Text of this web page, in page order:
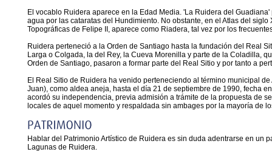
El vocablo Ruidera aparece en la Edad Media. 'La Ruidera del
agua por las cataratas del Hundimiento. No obstante, en el Atlas del
Topográficas de Felipe II, aparece como Riadera, tal vez por los
Ruidera perteneció a la Orden de Santiago hasta la fundación del Real
Larga o Colgada, la del Rey, la Cueva Morenilla y parte de la Coladilla,
Orden de Santiago, pasaron a formar parte del Real Sitio y por tanto a
El Real Sitio de Ruidera ha venido perteneciendo al término municipal
Juan), como aldea aneja, hasta el día 21 de septiembre de 1990, fecha
acordó su independencia, previa admisión a trámite de la propuesta de
locales de aquel momento y respaldada sin ambages por la mayoría de
Hablar del Patrimonio Artístico de Ruidera es sin duda adentrarse en un
Lagunas de Ruidera.